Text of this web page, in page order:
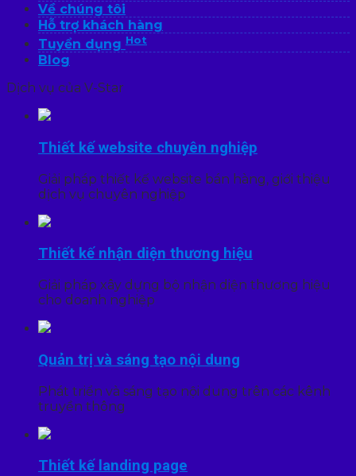
Về chúng tôi
Hỗ trợ khách hàng
Tuyển dụng Hot
Blog
Dịch vụ của V-Star
Thiết kế website chuyên nghiệp
Giải pháp thiết kế website bán hàng, giới thiệu
dịch vụ chuyên nghiệp
Thiết kế nhận diện thương hiệu
Giải pháp xây dựng bộ nhận diện thương hiệu
cho doanh nghiệp
Quản trị và sáng tạo nội dung
Phát triển và sáng tạo nội dung trên các kênh
truyền thông
Thiết kế landing page